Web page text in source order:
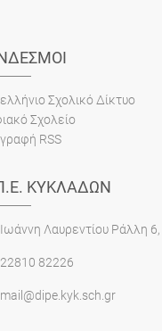
Σχολικό Δίκτυο
Σχολείο
RSS
ΚΥΚΛΆΔΩΝ
Ιωάννη Λαυρεντίου Ράλλη
22810 82226
mail@dipe.kyk.sch.gr